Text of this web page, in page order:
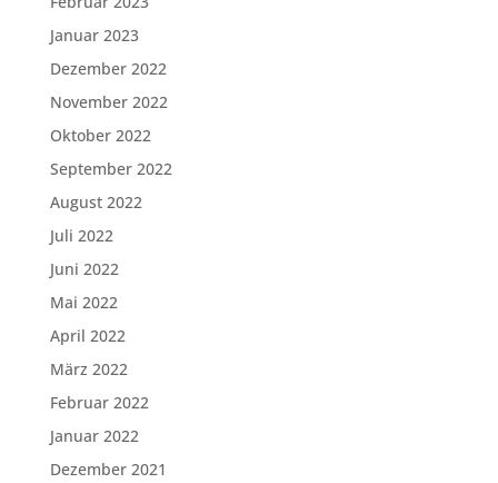
Januar 2023
Dezember 2022
November 2022
Oktober 2022
September 2022
August 2022
Juli 2022
Juni 2022
Mai 2022
April 2022
März 2022
Februar 2022
Januar 2022
Dezember 2021